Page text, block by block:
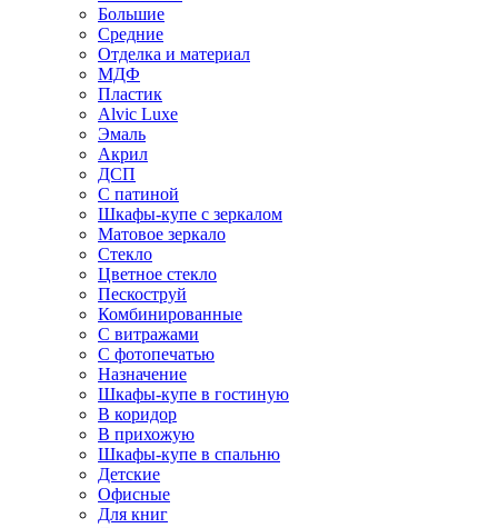
Большие
Средние
Отделка и материал
МДФ
Пластик
Alvic Luxe
Эмаль
Акрил
ДСП
С патиной
Шкафы-купе с зеркалом
Матовое зеркало
Стекло
Цветное стекло
Пескоструй
Комбинированные
С витражами
С фотопечатью
Назначение
Шкафы-купе в гостиную
В коридор
В прихожую
Шкафы-купе в спальню
Детские
Офисные
Для книг